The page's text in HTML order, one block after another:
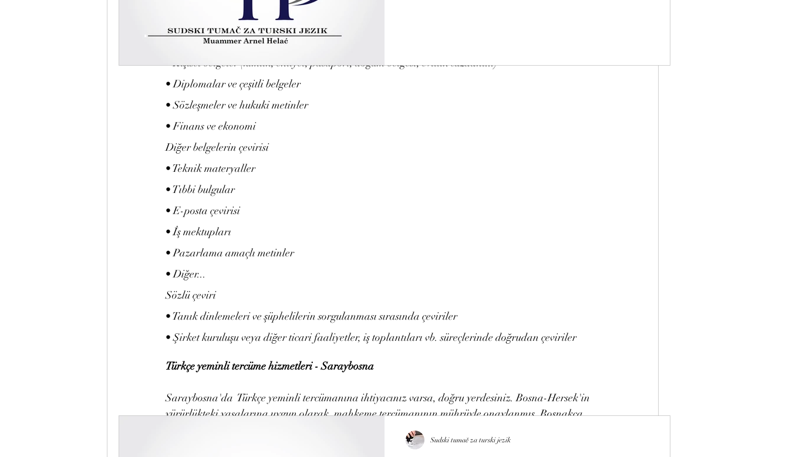
Belge Çevirisi
• Kişisel belgeler (kimlik, ehliyet, pasaport, doğum belgesi, evlilik cüzdanı...)
• Diplomalar ve çeşitli belgeler
• Sözleşmeler ve hukuki metinler
• Finans ve ekonomi
Diğer belgelerin çevirisi
• Teknik materyaller
• Tıbbi bulgular
• E-posta çevirisi
• İş mektupları
• Pazarlama amaçlı metinler
• Diğer...
Sözlü çeviri
• Tanık dinlemeleri ve şüphelilerin sorgulanması sırasında çeviriler
• Şirket kuruluşu veya diğer ticari faaliyetler, iş toplantıları vb. süreçlerinde doğrudan çeviriler
Türkçe yeminli tercüme hizmetleri - Saraybosna
Saraybosna'da  Türkçe yeminli tercümanına ihtiyacınız varsa, doğru yerdesiniz. Bosna-Hersek'in
yürürlükteki yasalarına uygun olarak, mahkeme tercümanının mührüyle onaylanmış, Boşnakça,
Hırvatça veya Sırpça'dan Türkçe'ye ve tersi yönde profesyonel yazılı ve sözlü tercüme hizmetleri
Sudski tumač za turski jezik